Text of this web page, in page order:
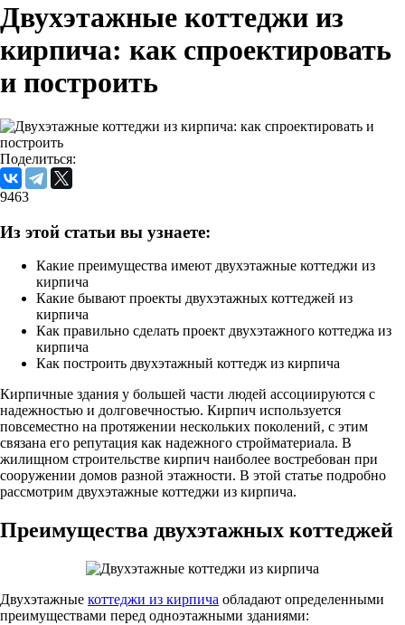
Двухэтажные коттеджи из
кирпича: как спроектировать
и построить
Поделиться:
9463
Из этой статьи вы узнаете:
Какие преимущества имеют двухэтажные коттеджи из
кирпича
Какие бывают проекты двухэтажных коттеджей из
кирпича
Как правильно сделать проект двухэтажного коттеджа из
кирпича
Как построить двухэтажный коттедж из кирпича
Кирпичные здания у большей части людей ассоциируются с
надежностью и долговечностью. Кирпич используется
повсеместно на протяжении нескольких поколений, с этим
связана его репутация как надежного стройматериала. В
жилищном строительстве кирпич наиболее востребован при
сооружении домов разной этажности. В этой статье подробно
рассмотрим двухэтажные коттеджи из кирпича.
Преимущества двухэтажных коттеджей
Двухэтажные коттеджи из кирпича обладают определенными
преимуществами перед одноэтажными зданиями: